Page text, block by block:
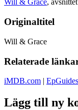
Will & Grace,
Originaltitel
Will & Grace
Relaterade
iMDB.com |
Lägg till ny